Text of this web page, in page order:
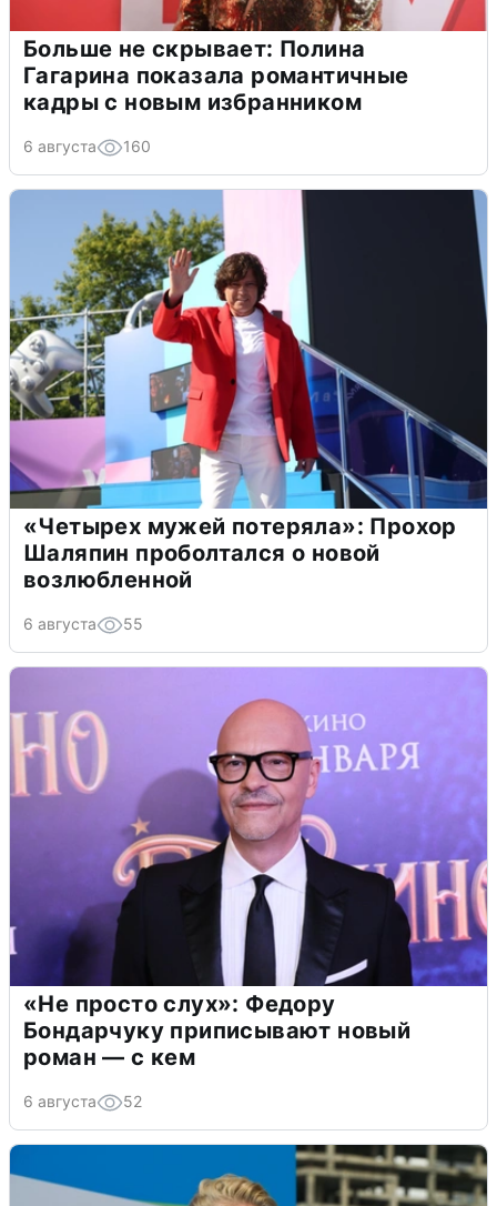
Больше не скрывает: Полина
Гагарина показала романтичные
кадры с новым избранником
6 августа 160
«Четырех мужей потеряла»: Прохор
Шаляпин проболтался о новой
возлюбленной
6 августа 55
«Не просто слух»: Федору
Бондарчуку приписывают новый
роман — с кем
6 августа 52